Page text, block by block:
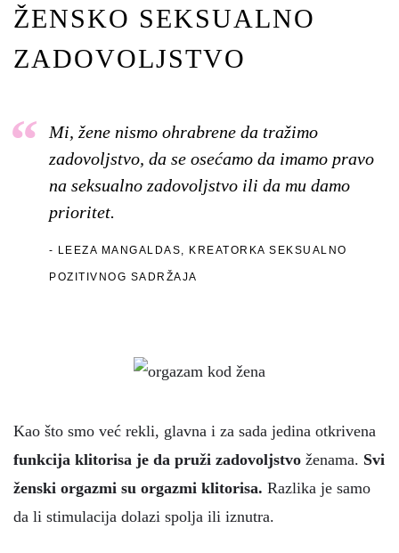
ŽENSKO SEKSUALNO
ZADOVOLJSTVO
Mi, žene nismo ohrabrene da tražimo
zadovoljstvo, da se osećamo da imamo pravo
na seksualno zadovoljstvo ili da mu damo
prioritet.
LEEZA MANGALDAS, KREATORKA SEKSUALNO
POZITIVNOG SADRŽAJA
Kao što smo već rekli, glavna i za sada jedina otkrivena
funkcija klitorisa je da pruži zadovoljstvo ženama. Svi
ženski orgazmi su orgazmi klitorisa. Razlika je samo
da li stimulacija dolazi spolja ili iznutra.